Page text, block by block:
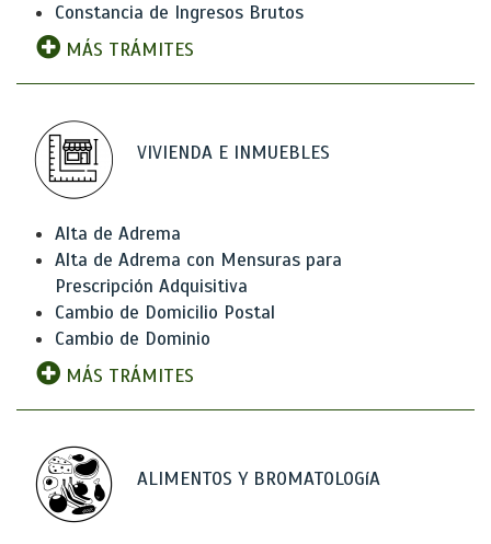
Constancia de Ingresos Brutos
MÁS TRÁMITES
VIVIENDA E INMUEBLES
Alta de Adrema
Alta de Adrema con Mensuras para
Prescripción Adquisitiva
Cambio de Domicilio Postal
Cambio de Dominio
MÁS TRÁMITES
ALIMENTOS Y BROMATOLOGíA